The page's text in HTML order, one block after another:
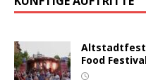
Altstadtfest
Food